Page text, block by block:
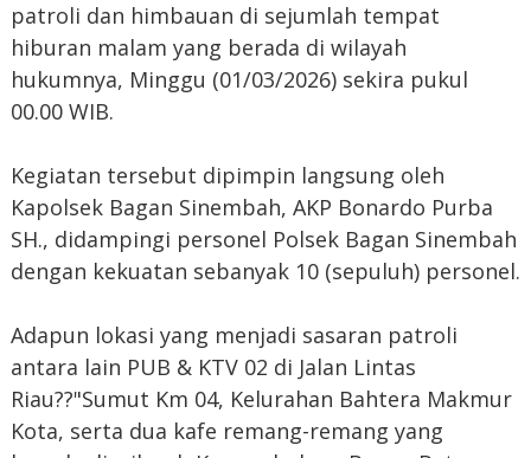
patroli dan himbauan di sejumlah tempat
hiburan malam yang berada di wilayah
hukumnya, Minggu (01/03/2026) sekira pukul
00.00 WIB.
Kegiatan tersebut dipimpin langsung oleh
Kapolsek Bagan Sinembah, AKP Bonardo Purba
SH., didampingi personel Polsek Bagan Sinembah
dengan kekuatan sebanyak 10 (sepuluh) personel.
Adapun lokasi yang menjadi sasaran patroli
antara lain PUB & KTV 02 di Jalan Lintas
Riau??"Sumut Km 04, Kelurahan Bahtera Makmur
Kota, serta dua kafe remang-remang yang